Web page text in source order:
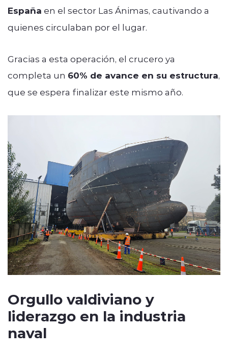
España en el sector Las Ánimas, cautivando a
quienes circulaban por el lugar.
Gracias a esta operación, el crucero ya
completa un 60% de avance en su estructura,
que se espera finalizar este mismo año.
Orgullo valdiviano y
liderazgo en la industria
naval